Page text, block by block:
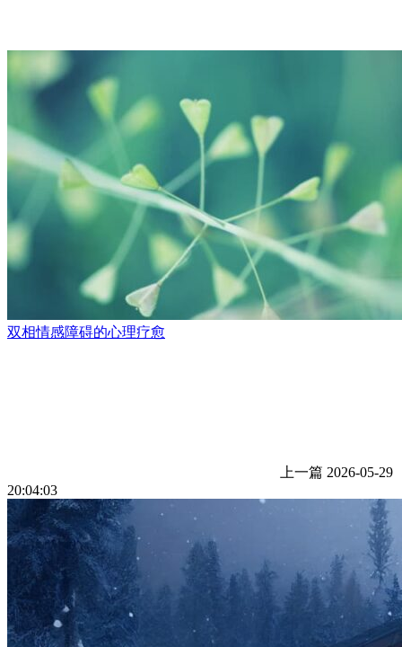
双相情感障碍的心理疗愈
上一篇 2026-05-29
20:04:03